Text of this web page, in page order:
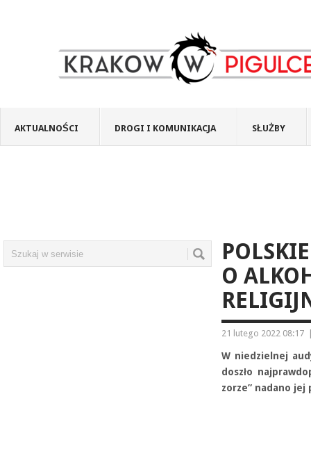
AKTUALNOŚCI DROGI I KOMUNIKACJA SŁUŻBY
O
21 lutego 2022 08:17
W niedzielnej
doszło
zorze” nadano jej